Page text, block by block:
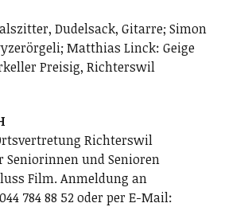
Dudelsack, Gitarre; ­Simon
Matthias Linck: Geige
Preisig, Richterswil
Richterswil
und Senioren
Film. Anmeldung an
784 88 52 oder per E-Mail: